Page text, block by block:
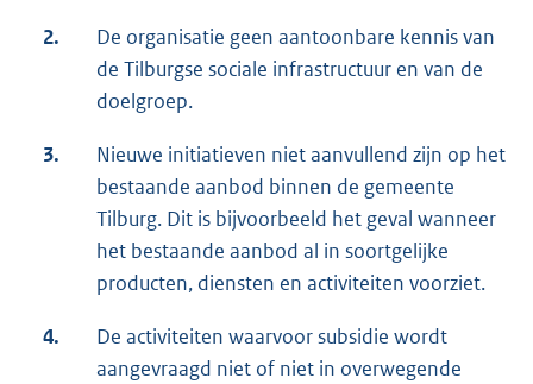
2.
De organisatie geen aantoonbare kennis van
de Tilburgse sociale infrastructuur en van de
doelgroep.
3.
Nieuwe initiatieven niet aanvullend zijn op het
bestaande aanbod binnen de gemeente
Tilburg. Dit is bijvoorbeeld het geval wanneer
het bestaande aanbod al in soortgelijke
producten, diensten en activiteiten voorziet.
4.
De activiteiten waarvoor subsidie wordt
aangevraagd niet of niet in overwegende